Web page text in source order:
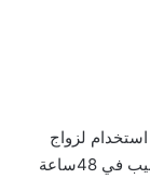
لزواج
البنت المتعسرة عن الزواج . استخدام لجلب الحبيب في 48ساعة